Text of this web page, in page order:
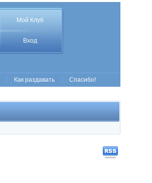
Мой Клуб
Вход
Как раздавать Спасибо!